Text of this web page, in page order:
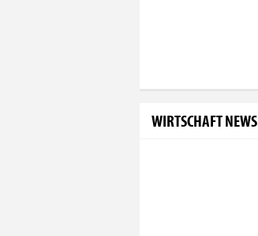
WIRTSCHAFT NEWS